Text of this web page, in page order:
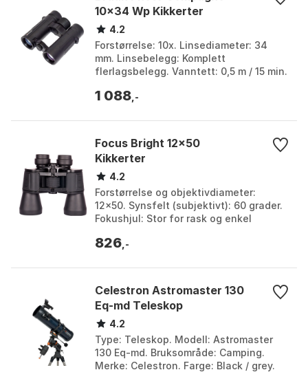
10x34 Wp Kikkerter
4.2
Forstørrelse: 10x. Linsediameter: 34
mm. Linsebelegg: Komplett
flerlagsbelegg. Vanntett: 0,5 m / 15 min.
1 088 ,-
Focus Bright 12x50
Kikkerter
4.2
Forstørrelse og objektivdiameter:
12x50. Synsfelt (subjektivt): 60 grader.
Fokushjul: Stor for rask og enkel
Black. Størrelse...
826 ,-
Celestron Astromaster 130
Eq-md Teleskop
4.2
Type: Teleskop. Modell: Astromaster
130 Eq-md. Bruksområde: Camping.
Merke: Celestron. Farge: Black / grey.